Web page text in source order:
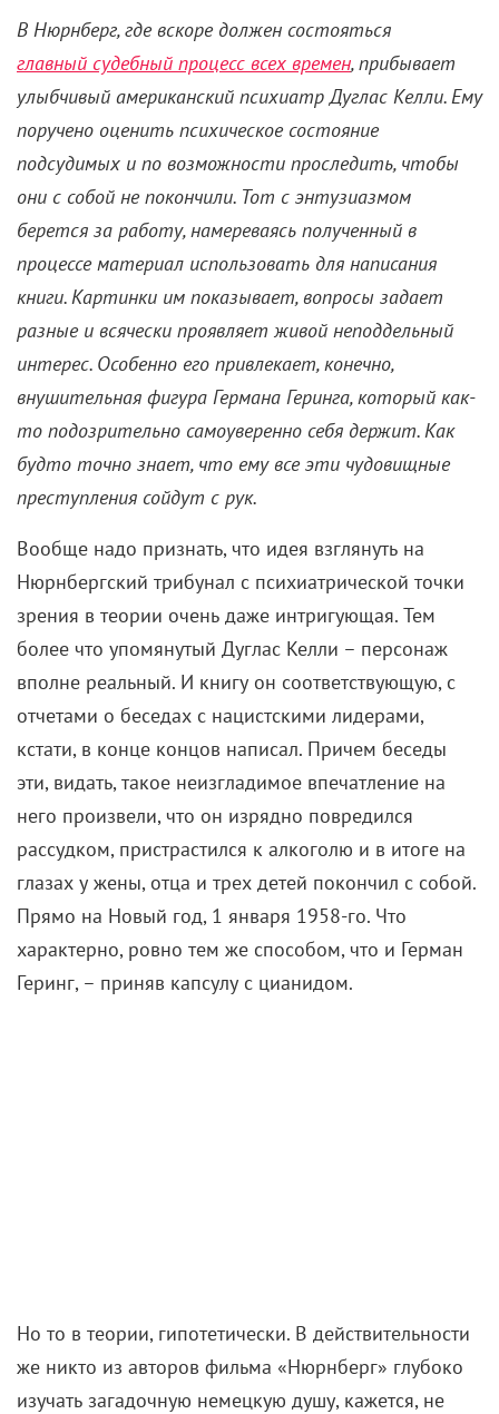
В Нюрнберг, где вскоре должен состояться
главный судебный процесс всех времен, прибывает
улыбчивый американский психиатр Дуглас Келли. Ему
поручено оценить психическое состояние
подсудимых и по возможности проследить, чтобы
они с собой не покончили. Тот с энтузиазмом
берется за работу, намереваясь полученный в
процессе материал использовать для написания
книги. Картинки им показывает, вопросы задает
разные и всячески проявляет живой неподдельный
интерес. Особенно его привлекает, конечно,
внушительная фигура Германа Геринга, который как-
то подозрительно самоуверенно себя держит. Как
будто точно знает, что ему все эти чудовищные
преступления сойдут с рук.
Вообще надо признать, что идея взглянуть на
Нюрнбергский трибунал с психиатрической точки
зрения в теории очень даже интригующая. Тем
более что упомянутый Дуглас Келли – персонаж
вполне реальный. И книгу он соответствующую, с
отчетами о беседах с нацистскими лидерами,
кстати, в конце концов написал. Причем беседы
эти, видать, такое неизгладимое впечатление на
него произвели, что он изрядно повредился
рассудком, пристрастился к алкоголю и в итоге на
глазах у жены, отца и трех детей покончил с собой.
Прямо на Новый год, 1 января 1958-го. Что
характерно, ровно тем же способом, что и Герман
Геринг, – приняв капсулу с цианидом.
Но то в теории, гипотетически. В действительности
же никто из авторов фильма «Нюрнберг» глубоко
изучать загадочную немецкую душу, кажется, не